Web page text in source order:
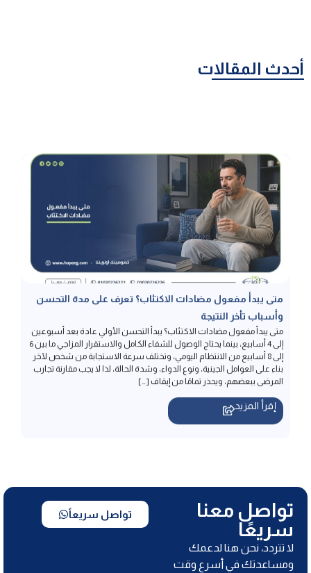
أحدث المقالات
متى يبدأ مفعول مضادات الاكتئاب؟ تعرف على مدة التحسن
وأسباب تأخر النتيجة
متى يبدأ مفعول مضادات الاكتئاب؟ يبدأ التحسن الأولي عادة بعد أسبوعين
إلى 8 أسابيع من الانتظام اليومي، وتختلف سرعة الاستجابة من شخص لآخر
بناء على العوامل الجينية، ونوع الدواء، وشدة الحالة، لذا لا يجب مقارنة تجارب
المرضى ببعضهم، ويحذر تمامًا من إيقاف […]
إقرأ المزيد
تواصل معنا
سريعًا
لا تتردد، نحن هنا لدعمك
ومساعدتك في أسرع وقت
تواصل سريعاً